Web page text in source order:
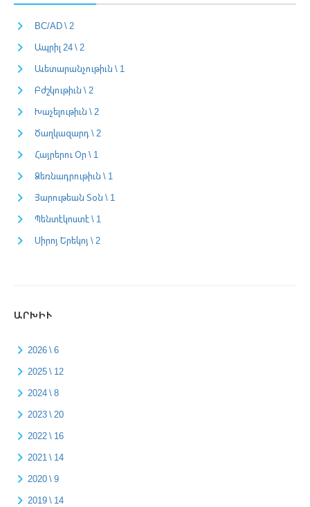
BC/AD \ 2
Ապրիլ 24 \ 2
Աւետարանչութիւն \ 1
Բժշկութիւն \ 2
Խաչելութիւն \ 2
Ծաղկազարդ \ 2
Հայրերու Օր \ 1
Ձեռնադրութիւն \ 1
Յարութեան Տօն \ 1
Պենտէկոստէ \ 1
Սիրոյ Երեկոյ \ 2
ԱՐԽԻՒ
2026 \ 6
2025 \ 12
2024 \ 8
2023 \ 20
2022 \ 16
2021 \ 14
2020 \ 9
2019 \ 14